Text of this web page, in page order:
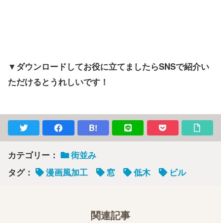
▼ダウンロードしてお役に立てましたらSNSで紹介い
ただけるとうれしいです！
B!
カテゴリー：
街並み
タグ：
漫画風加工 窓 低木 ビル
関連記事